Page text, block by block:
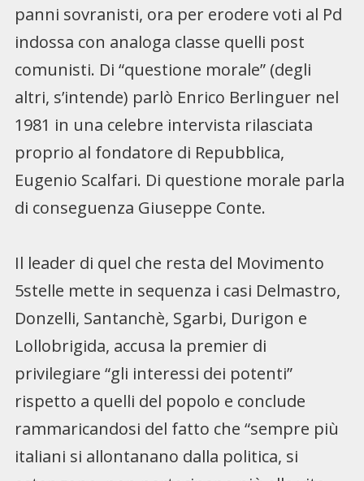
panni sovranisti, ora per erodere voti al Pd
indossa con analoga classe quelli post
comunisti. Di “questione morale” (degli
altri, s’intende) parlò Enrico Berlinguer nel
1981 in una celebre intervista rilasciata
proprio al fondatore di Repubblica,
Eugenio Scalfari. Di questione morale parla
di conseguenza Giuseppe Conte.
Il leader di quel che resta del Movimento
5stelle mette in sequenza i casi Delmastro,
Donzelli, Santanchè, Sgarbi, Durigon e
Lollobrigida, accusa la premier di
privilegiare “gli interessi dei potenti”
rispetto a quelli del popolo e conclude
rammaricandosi del fatto che “sempre più
italiani si allontanano dalla politica, si